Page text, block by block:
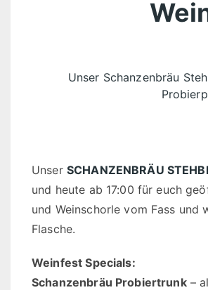
Unser Schanzenbräu
Unser SCHANZENBRÄU
und heute ab 17:00 für euch
und Weinschorle vom Fass
Flasche.
Weinfest Specials:
Schanzenbräu Probiertrunk–